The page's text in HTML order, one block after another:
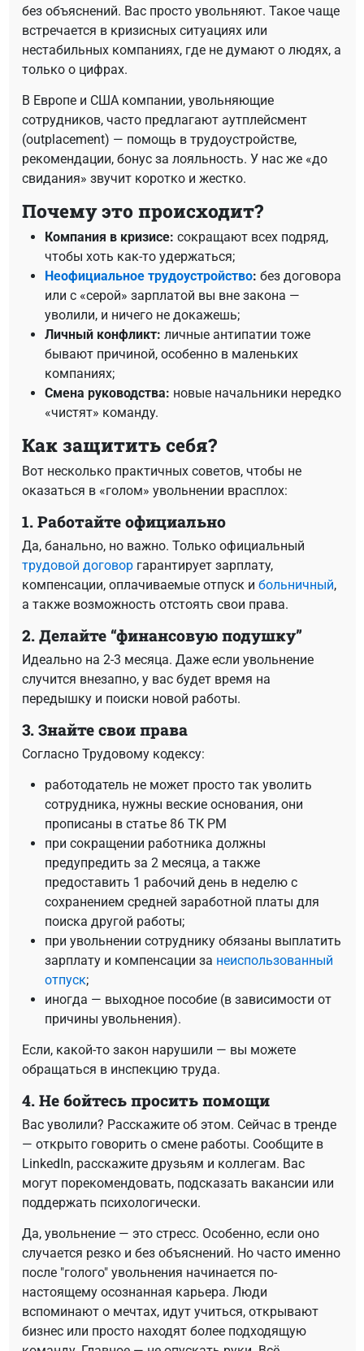
без объяснений. Вас просто увольняют. Такое чаще
встречается в кризисных ситуациях или
нестабильных компаниях, где не думают о людях, а
только о цифрах.
В Европе и США компании, увольняющие
сотрудников, часто предлагают аутплейсмент
(outplacement) — помощь в трудоустройстве,
рекомендации, бонус за лояльность. У нас же «до
свидания» звучит коротко и жестко.
Почему это происходит?
Компания в кризисе: сокращают всех подряд,
чтобы хоть как-то удержаться;
Неофициальное трудоустройство: без договора
или с «серой» зарплатой вы вне закона —
уволили, и ничего не докажешь;
Личный конфликт: личные антипатии тоже
бывают причиной, особенно в маленьких
компаниях;
Смена руководства: новые начальники нередко
«чистят» команду.
Как защитить себя?
Вот несколько практичных советов, чтобы не
оказаться в «голом» увольнении врасплох:
1. Работайте официально
Да, банально, но важно. Только официальный
трудовой договоргарантирует зарплату,
компенсации, оплачиваемые отпуск и больничный,
а также возможность отстоять свои права.
2. Делайте “финансовую подушку”
Идеально на 2-3 месяца. Даже если увольнение
случится внезапно, у вас будет время на
передышку и поиски новой работы.
3. Знайте свои права
Согласно Трудовому кодексу:
работодатель не может просто так уволить
сотрудника, нужны веские основания, они
прописаны в статье 86 ТК РМ
при сокращении работника должны
предупредить за 2 месяца, а также
предоставить 1 рабочий день в неделю с
сохранением средней заработной платы для
поиска другой работы;
при увольнении сотруднику обязаны выплатить
зарплату и компенсации за неиспользованный
отпуск;
иногда — выходное пособие (в зависимости от
причины увольнения).
Если, какой-то закон нарушили — вы можете
обращаться в инспекцию труда.
4. Не бойтесь просить помощи
Вас уволили? Расскажите об этом. Сейчас в тренде
— открыто говорить о смене работы. Сообщите в
LinkedIn, расскажите друзьям и коллегам. Вас
могут порекомендовать, подсказать вакансии или
поддержать психологически.
Да, увольнение — это стресс. Особенно, если оно
случается резко и без объяснений. Но часто именно
после "голого" увольнения начинается по-
настоящему осознанная карьера. Люди
вспоминают о мечтах, идут учиться, открывают
бизнес или просто находят более подходящую